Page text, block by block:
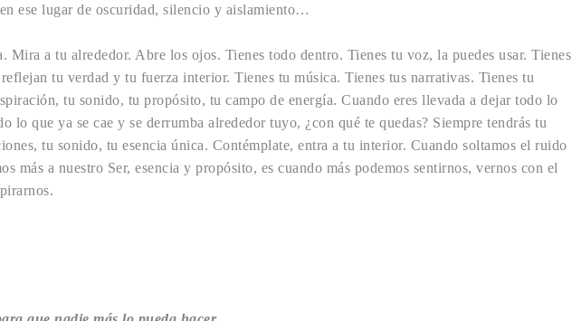
ese lugar de oscuridad, silencio y aislamiento…
Mira a tu alrededor. Abre los ojos. Tienes todo dentro. Tienes tu voz, la puedes usar. Tienes
tu verdad y tu fuerza interior. Tienes tu música. Tienes tus narrativas. Tienes tu
tu sonido, tu propósito, tu campo de energía. Cuando eres llevada a dejar todo lo
lo que ya se cae y se derrumba alrededor tuyo, ¿con qué te quedas? Siempre tendrás tu
tu sonido, tu esencia única. Contémplate, entra a tu interior. Cuando soltamos el ruido
más a nuestro Ser, esencia y propósito, es cuando más podemos sentirnos, vernos con el